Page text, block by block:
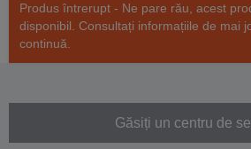
Produs întrerupt - Ne pare rău, acest
disponibil. Consultați informațiile de mai
continuă.
Găsiți un centru de